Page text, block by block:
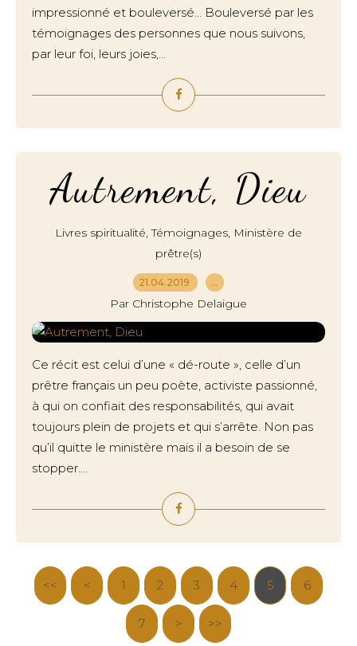
impressionné et bouleversé... Bouleversé par les
témoignages des personnes que nous suivons,
par leur foi, leurs joies,...
Autrement, Dieu
Livres spiritualité,Témoignages, Ministère de
prêtre(s)
21.04.2019 …
Par Christophe Delaigue
Ce récit est celui d’une « dé-route », celle d’un
prêtre français un peu poète, activiste passionné,
à qui on confiait des responsabilités, qui avait
toujours plein de projets et qui s’arrête. Non pas
qu’il quitte le ministère mais il a besoin de se
stopper....
<< < 1 2 3 4 5 6
7 > >>